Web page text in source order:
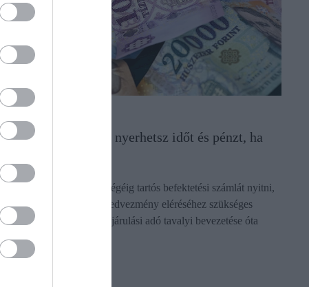
TBSZ-t nyitnál? Így nyerhetsz időt és pénzt, ha
Érdemes még december végéig tartós befektetési számlát nyitni,
így rövidebb lesz az adókedvezmény eléréséhez szükséges
időszak. A szociális hozzájárulási adó tavalyi bevezetése óta
ráadásul még…